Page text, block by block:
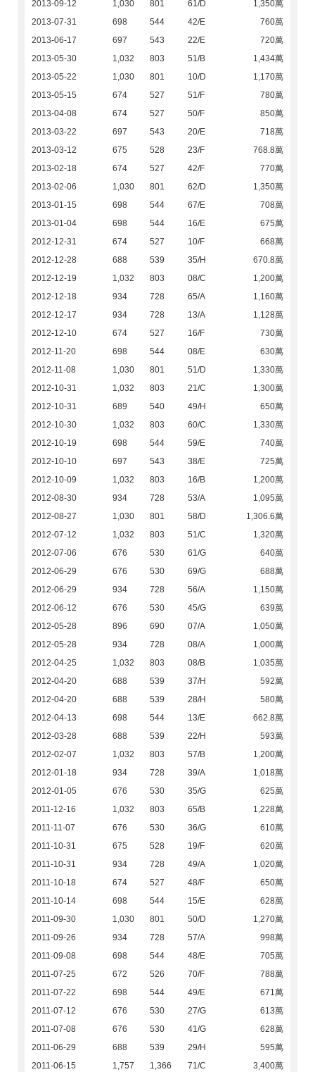
2013-09-12 1,030 801 61/D
1,350萬
2013-07-31
698 544 42/E
760萬
2013-06-17
697 543 22/E
720萬
2013-05-30
1,032 803 51/B
1,434萬
2013-05-22
1,030 801 10/D
1,170萬
2013-05-15
674 527 51/F
780萬
2013-04-08
674 527 50/F
850萬
2013-03-22
697 543 20/E
718萬
2013-03-12
675 528 23/F
768.8萬
2013-02-18
674 527 42/F
770萬
2013-02-06
1,030 801 62/D
1,350萬
2013-01-15
698 544 67/E
708萬
2013-01-04
698 544 16/E
675萬
2012-12-31
674 527 10/F
668萬
2012-12-28
688 539 35/H
670.8萬
2012-12-19
1,032 803 08/C
1,200萬
2012-12-18
934 728 65/A
1,160萬
2012-12-17
934 728 13/A
1,128萬
2012-12-10
674 527 16/F
730萬
2012-11-20
698 544 08/E
630萬
2012-11-08
1,030 801 51/D
1,330萬
2012-10-31
1,032 803 21/C
1,300萬
2012-10-31
689 540 49/H
650萬
2012-10-30
1,032 803 60/C
1,330萬
2012-10-19
698 544 59/E
740萬
2012-10-10
697 543 38/E
725萬
2012-10-09
1,032 803 16/B
1,200萬
2012-08-30
934 728 53/A
1,095萬
2012-08-27
1,030 801 58/D
1,306.6萬
2012-07-12
1,032 803 51/C
1,320萬
2012-07-06
676 530 61/G
640萬
2012-06-29
676 530 69/G
688萬
2012-06-29
934 728 56/A
1,150萬
2012-06-12
676 530 45/G
639萬
2012-05-28
896 690 07/A
1,050萬
2012-05-28
934 728 08/A
1,000萬
2012-04-25
1,032 803 08/B
1,035萬
2012-04-20
688 539 37/H
592萬
2012-04-20
688 539 28/H
580萬
2012-04-13
698 544 13/E
662.8萬
2012-03-28
688 539 22/H
593萬
2012-02-07
1,032 803 57/B
1,200萬
2012-01-18
934 728 39/A
1,018萬
2012-01-05
676 530 35/G
625萬
2011-12-16
1,032 803 65/B
1,228萬
2011-11-07
676 530 36/G
610萬
2011-10-31
675 528 19/F
620萬
2011-10-31
934 728 49/A
1,020萬
2011-10-18
674 527 48/F
650萬
2011-10-14
698 544 15/E
628萬
2011-09-30
1,030 801 50/D
1,270萬
2011-09-26
934 728 57/A
998萬
2011-09-08
698 544 48/E
705萬
2011-07-25
672 526 70/F
788萬
2011-07-22
698 544 49/E
671萬
2011-07-12
676 530 27/G
613萬
2011-07-08
676 530 41/G
628萬
2011-06-29
688 539 29/H
595萬
2011-06-15
1,757 1,366 71/C
3,400萬